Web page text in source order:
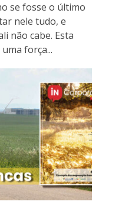
se fosse o último
nele tudo, e
não cabe. Esta
força...